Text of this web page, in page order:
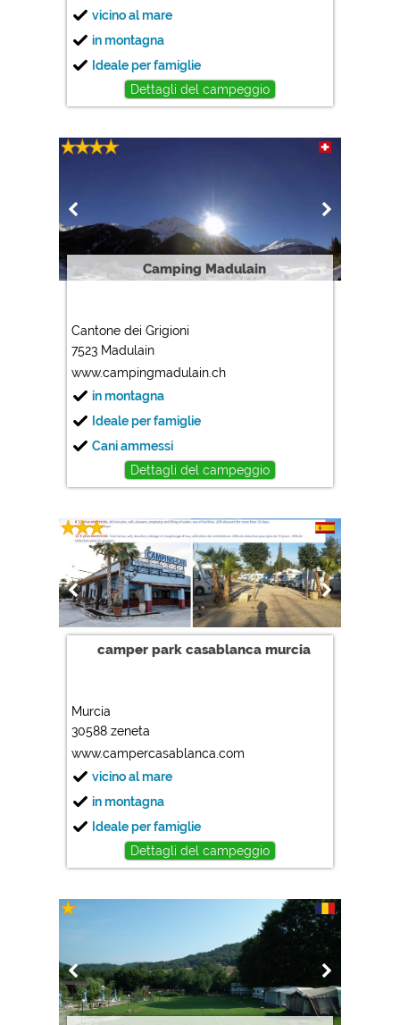
vicino al mare
in montagna
Ideale per famiglie
Dettagli del campeggio
Camping Madulain
Cantone dei Grigioni
7523 Madulain
www.campingmadulain.ch
in montagna
Ideale per famiglie
Cani ammessi
Dettagli del campeggio
camper park casablanca murcia
Murcia
30588 zeneta
www.campercasablanca.com
vicino al mare
in montagna
Ideale per famiglie
Dettagli del campeggio
https://policies.google.com/privacy
Le impostazioni dei cookie possono essere modificate